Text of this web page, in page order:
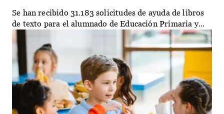
Se han recibido 31.183 solicitudes de ayuda de libros
de texto para el alumnado de Educación Primaria y...